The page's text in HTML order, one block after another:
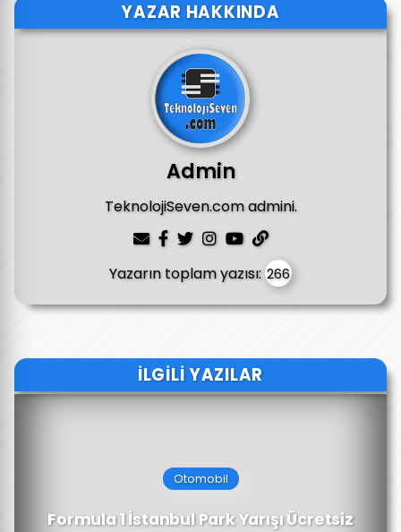
YAZAR HAKKINDA
Admin
TeknolojiSeven.com admini.
Yazarın toplam yazısı: 266
İLGILI YAZILAR
Otomobil
Formula 1 İstanbul Park Yarışı Ücretsiz